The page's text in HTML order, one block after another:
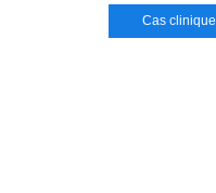
Cas clinique